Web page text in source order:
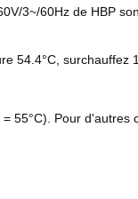
3~/60Hz de HBP
54.4°C, surchauffez
55°C). Pour d'autres